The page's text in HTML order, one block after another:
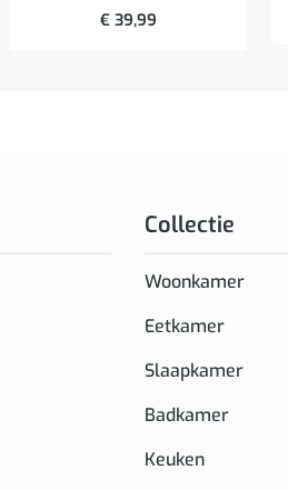
€39,99
Collectie
Woonkamer
Eetkamer
Slaapkamer
Badkamer
Keuken